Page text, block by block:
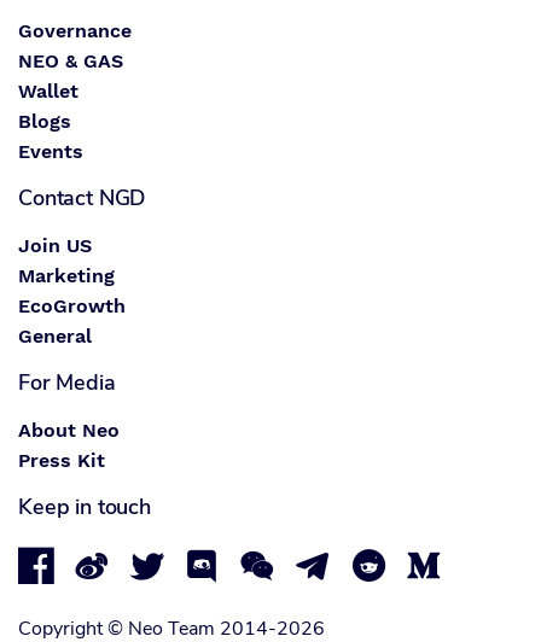
Governance
NEO & GAS
Wallet
Blogs
Events
Contact NGD
Join US
Marketing
EcoGrowth
General
For Media
About Neo
Press Kit
Keep in touch
       
Copyright © Neo Team 2014-2026